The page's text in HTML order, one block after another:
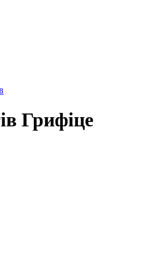
Грифіце